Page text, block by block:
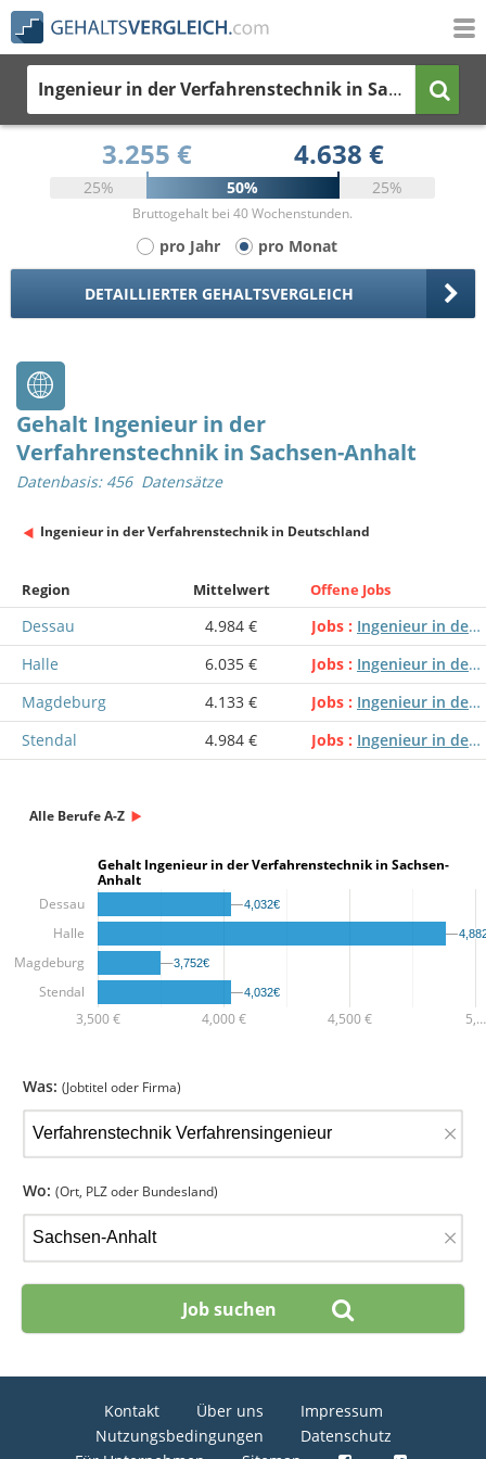
Ingenieur in der Verfahrenstechnik in Sachsen-Anhalt
3.255 € 4.638 €
25% 50% 25%
Bruttogehalt bei 40 Wochenstunden.
pro Jahr pro Monat
DETAILLIERTER GEHALTSVERGLEICH
Gehalt Ingenieur in der
Verfahrenstechnik in Sachsen-Anhalt
Datenbasis: 456 Datensätze
Ingenieur in der Verfahrenstechnik in Deutschland
Region Mittelwert Offene Jobs
Dessau 4.984 € Jobs
Ingenieur in der Verfahrenstechnik
Halle
6.035 € Jobs
Ingenieur in der Verfahrenstechnik
Magdeburg
4.133 € Jobs
Ingenieur in der Verfahrenstechnik
Stendal
4.984 € Jobs Ingenieur in der Verfahrenstechnik
Alle Berufe A-Z
Gehalt Ingenieur in der Verfahrenstechnik in Sachsen-
Anhalt
3,500 € 4,000 € 4,500 € 5,…
Dessau
Halle
Magdeburg
Stendal
4,032€
4,032€
3,752€
3,752€
4,032€
4,032€
Was: (Jobtitel oder Firma)
×
Wo: (Ort, PLZ oder Bundesland)
×
Kontakt Über uns
Impressum
Nutzungsbedingungen
Datenschutz